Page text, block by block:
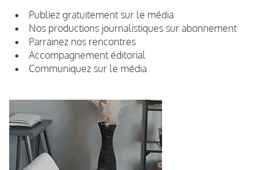
Publiez gratuitement sur le média
Nos productions journalistiques sur abonnement
Parrainez nos rencontres
Accompagnement éditorial
Communiquez sur le média